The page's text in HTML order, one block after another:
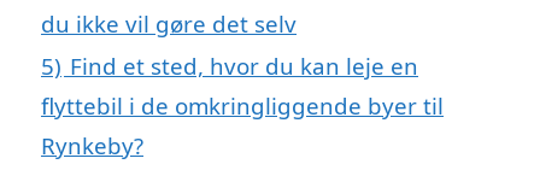
du ikke vil gøre det selv
5) Find et sted, hvor du kan leje en
flyttebil i de omkringliggende byer til
Rynkeby?